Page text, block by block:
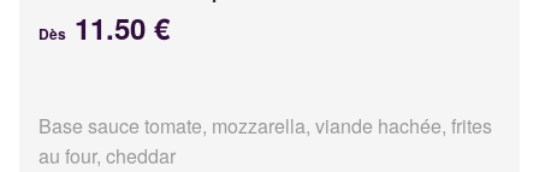
Dès 11.50 €
Base sauce tomate, mozzarella, viande hachée, frites
au four, cheddar